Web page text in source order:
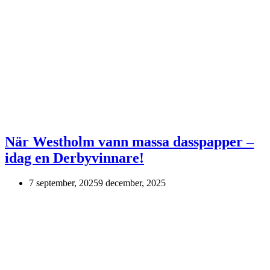
När Westholm vann massa dasspapper –
idag en Derbyvinnare!
7 september, 20259 december, 2025